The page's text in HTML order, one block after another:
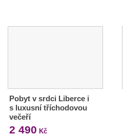
Pobyt v srdci Liberce i
s luxusní tříchodovou
večeří
2 490 Kč